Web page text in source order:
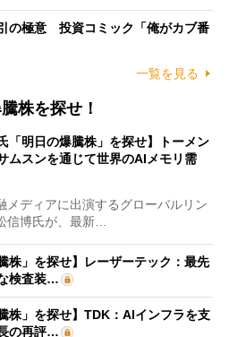
の極意 投資コミック「俺がカブ番
一覧を見る
株を探せ！
「明日の爆騰株」を探せ】トーメン
ムスンを通じて世界のAIメモリ需
ディアに出演するグローバルリン
信博氏が、最新…
株」を探せ】レーザーテック：最先
検査装…
株」を探せ】TDK：AIインフラを支
の再評…